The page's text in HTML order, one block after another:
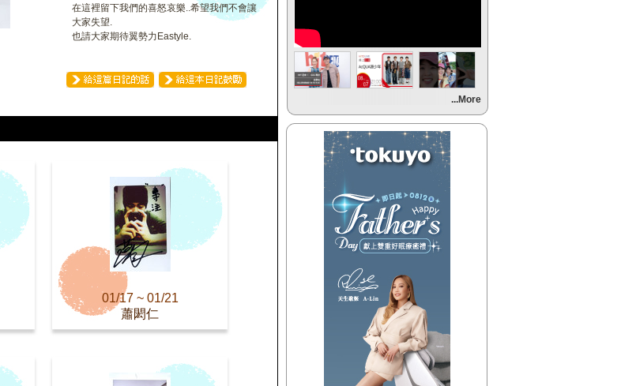
在這裡留下我們的喜怒哀樂..希望我們不會讓
大家失望.
也請大家期待翼勢力Eastyle.
01/17 ~ 01/21
蕭閎仁
(南部)
HITO FUN 輕鬆-童童
【Next】
【HitFm正在進行】
【Next】
(聯播)週六 HIT DJ
【HitFm正在進行】
(花東)
Hito放輕鬆
(聯播)週六 HIT DJ
...More